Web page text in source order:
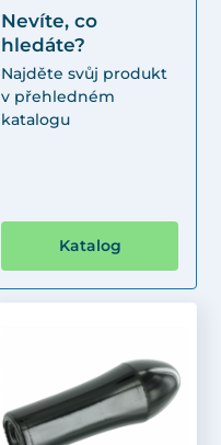
Nevíte, co
hledáte?
Najděte svůj produkt
v přehledném
katalogu
Katalog